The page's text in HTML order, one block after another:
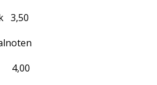
3,50
4,00